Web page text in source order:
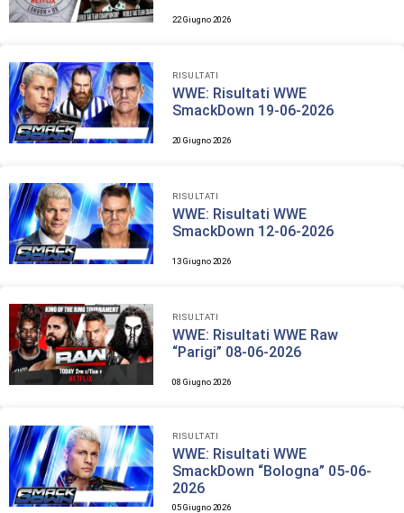
22 Giugno 2026
RISULTATI
WWE: Risultati WWE
SmackDown 19-06-2026
20 Giugno 2026
RISULTATI
WWE: Risultati WWE
SmackDown 12-06-2026
13 Giugno 2026
RISULTATI
WWE: Risultati WWE Raw
“Parigi” 08-06-2026
08 Giugno 2026
RISULTATI
WWE: Risultati WWE
SmackDown “Bologna” 05-06-
2026
05 Giugno 2026